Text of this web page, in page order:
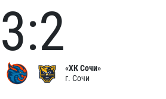
3:2
«ХК Сочи»
г. Сочи